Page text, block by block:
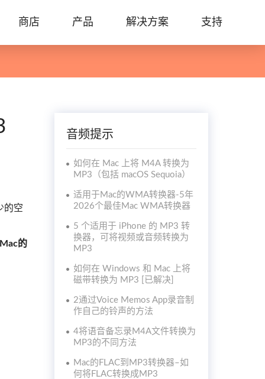
商店 产品 解决方案 支持
的空
Mac的
音频提示
如何在 Mac 上将 M4A 转换为
MP3（包括 macOS Sequoia）
适用于Mac的WMA转换器-5年
2026个最佳Mac WMA转换器
5 个适用于 iPhone 的 MP3 转
换器，可将视频或音频转换为
MP3
如何在 Windows 和 Mac 上将
磁带转换为 MP3 [已解决]
2通过Voice Memos App录音制
作自己的铃声的方法
4将语音备忘录M4A文件转换为
MP3的不同方法
Mac的FLAC到MP3转换器–如
何将FLAC转换成MP3